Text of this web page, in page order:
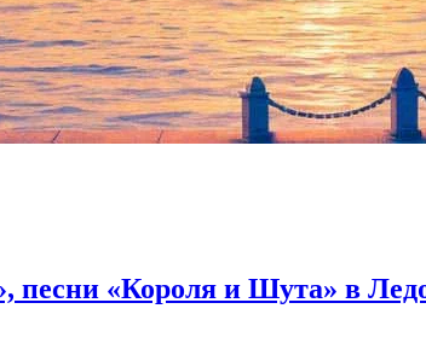
«Короля и Шута» в